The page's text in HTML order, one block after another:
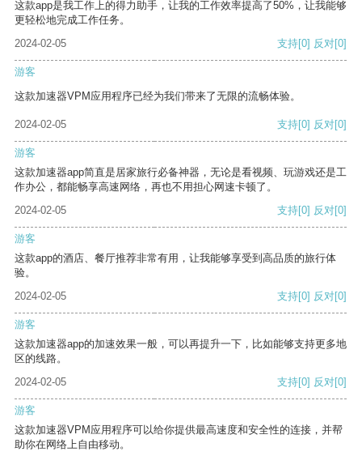
这款app是我工作上的得力助手，让我的工作效率提高了50%，让我能够
更轻松地完成工作任务。
2024-02-05
支持[0] 反对[0]
游客
这款加速器VPM应用程序已经为我们带来了无限的流畅体验。
2024-02-05 支持[0] 反对[0]
游客
这款加速器app简直是居家旅行必备神器，无论是看视频、玩游戏还是工
作办公，都能畅享高速网络，再也不用担心网速卡顿了。
2024-02-05
支持[0] 反对[0]
游客
这款app的酒店、餐厅推荐非常有用，让我能够享受到高品质的旅行体
验。
2024-02-05
支持[0] 反对[0]
游客
这款加速器app的加速效果一般，可以再提升一下，比如能够支持更多地
区的线路。
2024-02-05
支持[0] 反对[0]
游客
这款加速器VPM应用程序可以给你提供最高速度和安全性的连接，并帮
助你在网络上自由移动。